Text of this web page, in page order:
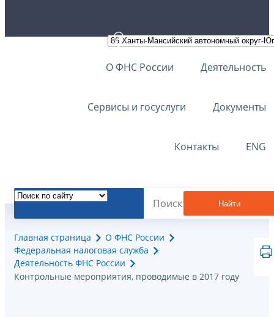
О ФНС России Деятельность
Сервисы и госуслуги Документы
Контакты ENG
Найти
Главная страница
О ФНС России
Федеральная налоговая служба
Деятельность ФНС России
Контрольные мероприятия, проводимые в 2017 году